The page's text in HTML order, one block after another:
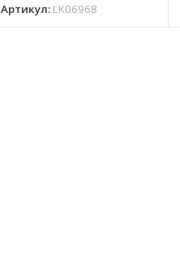
Артикул: LK06968